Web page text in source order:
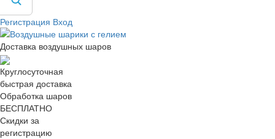
Регистрация Вход
Доставка воздушных шаров
Круглосуточная
быстрая доставка
Обработка шаров
БЕСПЛАТНО
Скидки за
регистрацию